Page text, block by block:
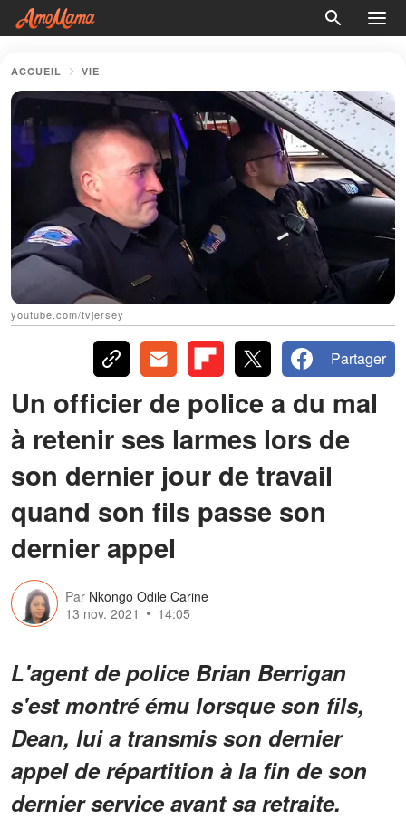
ACCUEIL VIE
youtube.com/tvjersey
Partager
Un officier de police a du mal
à retenir ses larmes lors de
son dernier jour de travail
quand son fils passe son
dernier appel
Par Nkongo Odile Carine
13 nov. 2021
14:05
L'agent de police Brian Berrigan
s'est montré ému lorsque son fils,
Dean, lui a transmis son dernier
appel de répartition à la fin de son
dernier service avant sa retraite.